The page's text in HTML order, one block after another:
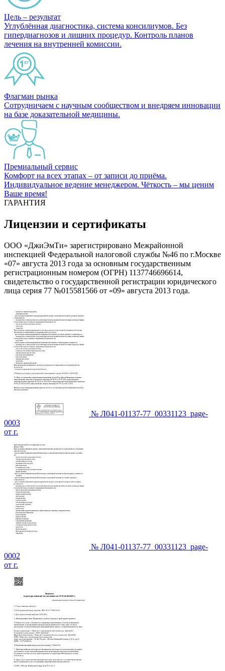
Цель – результат
Углублённая диагностика, система консилиумов. Без
гипердиагнозов и лишних процедур. Контроль планов
лечения на внутренней комиссии.
Флагман рынка
Сотрудничаем с научным сообществом и внедряем инновации
на базе доказательной медицины.
Премиальный сервис
Комфорт на всех этапах – от записи до приёма.
Индивидуальное ведение менеджером. Чёткость – мы ценим
Ваше время!
ГАРАНТИЯ
Лицензии и сертификаты
ООО «ДжиЭмТи» зарегистрировано Межрайонной
инспекцией Федеральной налоговой службы №46 по г.Москве
«07» августа 2013 года за основным государственным
регистрационным номером (ОГРН) 1137746696614,
свидетельство о государственной регистрации юридического
лица серия 77 №015581566 от «09» августа 2013 года.
№ Л041-01137-77_00331123_page-
0003
от г.
№ Л041-01137-77_00331123_page-
0002
от г.